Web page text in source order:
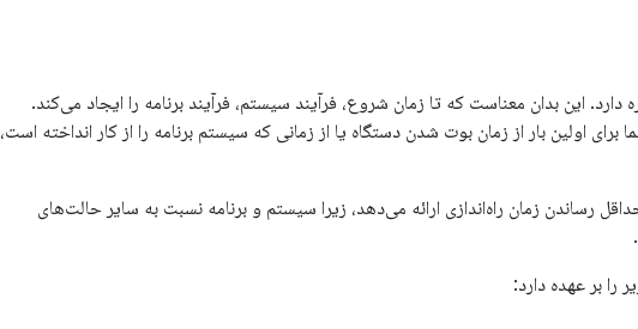
این بدان معناست که تا زمان شروع، فرآیند سیستم، فرآیند برنامه را ایجاد می‌کند.
اولین بار از زمان بوت شدن دستگاه یا از زمانی که سیستم برنامه را از کار انداخته است،
رساندن زمان راه‌اندازی ارائه می‌دهد، زیرا سیستم و برنامه نسبت به سایر حالت‌های
بر عهده دارد: